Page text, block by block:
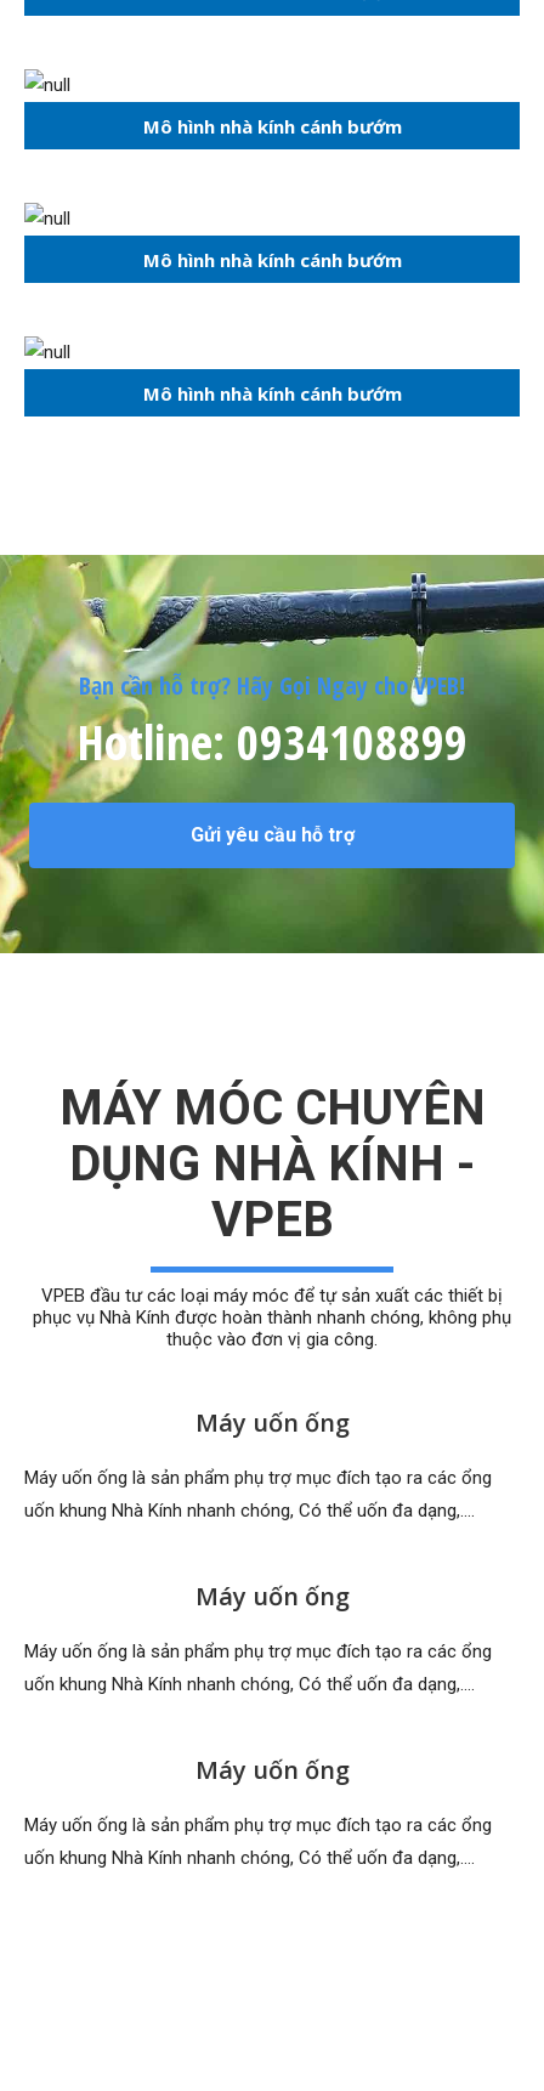
Mô hình nhà kính cánh bướm
Mô hình nhà kính cánh bướm
Mô hình nhà kính cánh bướm
Bạn cần hỗ trợ? Hãy Gọi Ngay cho VPEB!
Hotline: 0934108899
Gửi yêu cầu hỗ trợ
MÁY MÓC CHUYÊN
DỤNG NHÀ KÍNH -
VPEB
VPEB đầu tư các loại máy móc để tự sản xuất các thiết bị
phục vụ Nhà Kính được hoàn thành nhanh chóng, không phụ
thuộc vào đơn vị gia công.
Máy uốn ống
Máy uốn ống là sản phẩm phụ trợ mục đích tạo ra các ổng
uốn khung Nhà Kính nhanh chóng, Có thể uốn đa dạng,….
Máy uốn ống
Máy uốn ống là sản phẩm phụ trợ mục đích tạo ra các ổng
uốn khung Nhà Kính nhanh chóng, Có thể uốn đa dạng,….
Máy uốn ống
Máy uốn ống là sản phẩm phụ trợ mục đích tạo ra các ổng
uốn khung Nhà Kính nhanh chóng, Có thể uốn đa dạng,….